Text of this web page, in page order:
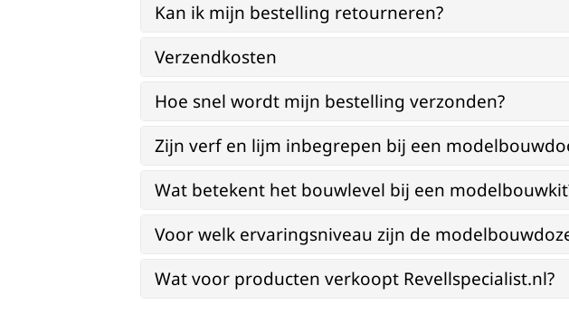
Kan ik mijn bestelling retourneren?
Verzendkosten
Hoe snel wordt mijn bestelling verzonden?
Zijn verf en lijm inbegrepen bij een
Wat betekent het bouwlevel bij een
Voor welk ervaringsniveau zijn de
Wat voor producten verkoopt Revellspecialist.nl?